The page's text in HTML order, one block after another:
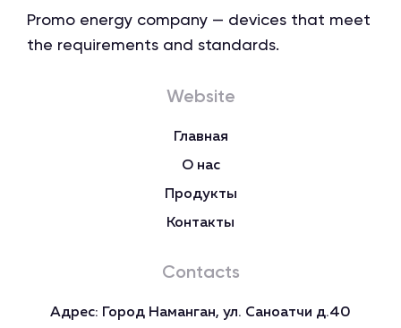
Promo energy company — devices that meet
the requirements and standards.
Website
Главная
О нас
Продукты
Контакты
Contacts
Адрес: Город Наманган, ул. Саноатчи д.40